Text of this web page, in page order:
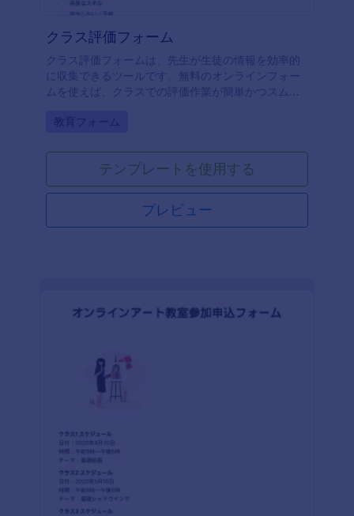
クラス評価フォーム
クラス評価フォームは、先生が生徒の情報を効率的
に収集できるツールです。無料のオンラインフォー
ムを使えば、クラスでの評価作業が簡単かつスムー
Go to Category:
教育フォーム
テンプレートを使用する
プレビュー